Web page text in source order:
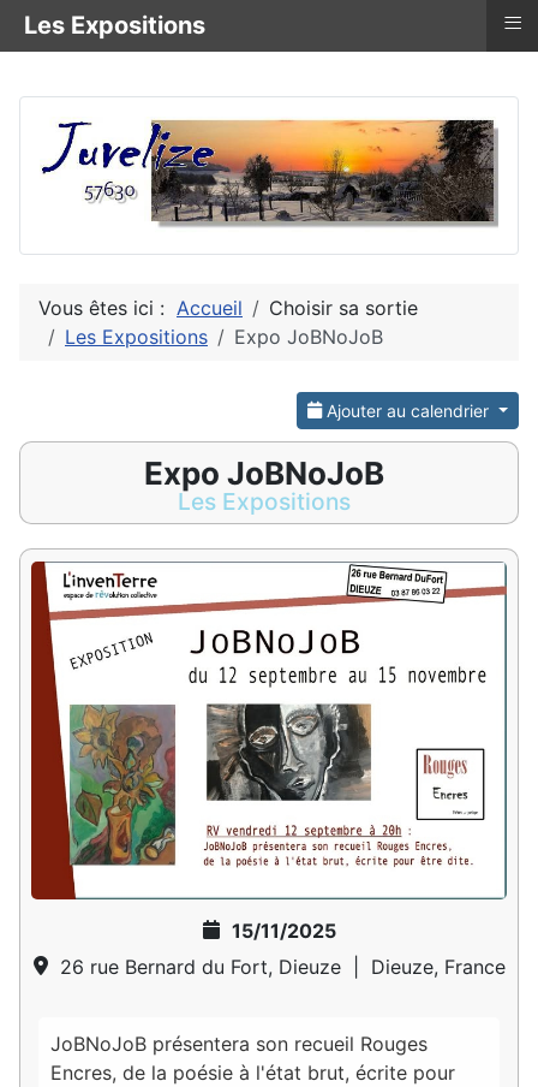
Vous êtes ici : Accueil
Choisir sa sortie
Les Expositions
Expo JoBNoJoB
Ajouter au calendrier
Expo JoBNoJoB
Les Expositions
15/11/2025
26 rue Bernard du Fort, Dieuze
Dieuze, France
JoBNoJoB présentera son recueil Rouges
Encres, de la poésie à l'état brut, écrite pour
Les Expositions ≡